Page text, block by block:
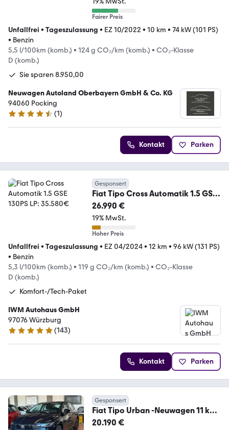
Fairer Preis
Unfallfrei • Tageszulassung • EZ 10/2022 • 10 km • 74 kW (101 PS)
• Benzin
5,5 l/100km (komb.) • 124 g CO₂/km (komb.) • CO₂-Klasse
D (komb.)
Sie sparen 8.950,00
Neuwagen Autoland Oberbayern GmbH & Co. KG
94060 Pocking
4.7 Sterne
(1)
Kontakt Parken
Gesponsert
Fiat Tipo Cross Automatik 1.5 GSE
130PS LP: 35.580€
26.990 €
19% MwSt.
Hoher Preis
Unfallfrei • Tageszulassung • EZ 04/2024• 12 km • 96 kW (131 PS)
• Benzin
5,3 l/100km (komb.) • 119 g CO₂/km (komb.) • CO₂-Klasse
D (komb.)
Komfort-/Tech-Paket
IWM Autohaus GmbH
97076 Würzburg
4.8 Sterne
(143)
Kontakt Parken
Gesponsert
Fiat Tipo Urban -Neuwagen 11 km
/U-Connect/R-Kamera
20.190 €